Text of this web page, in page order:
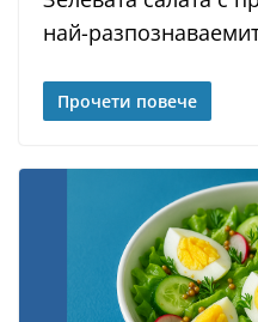
най-
Прочети повече